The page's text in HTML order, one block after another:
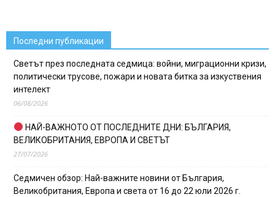
Последни публикации
Светът през последната седмица: войни, миграционни кризи,
политически трусове, пожари и новата битка за изкуствения
интелект
06/08/2026
НАЙ-ВАЖНОТО ОТ ПОСЛЕДНИТЕ ДНИ: БЪЛГАРИЯ,
ВЕЛИКОБРИТАНИЯ, ЕВРОПА И СВЕТЪТ
27/07/2026
Седмичен обзор: Най-важните новини от България,
Великобритания, Европа и света от 16 до 22 юли 2026 г.